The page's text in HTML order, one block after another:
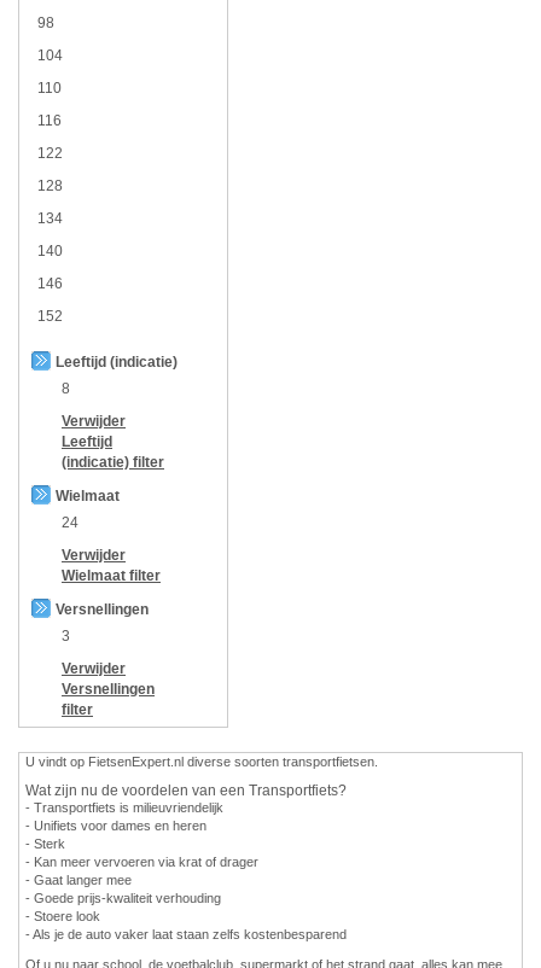
98
104
110
116
122
128
134
140
146
152
Leeftijd (indicatie)
8
Verwijder
Leeftijd
(indicatie) filter
Wielmaat
24
Verwijder
Wielmaat filter
Versnellingen
3
Verwijder
Versnellingen
filter
U vindt op FietsenExpert.nl diverse soorten transportfietsen.
Wat zijn nu de voordelen van een Transportfiets?
- Transportfiets is milieuvriendelijk
- Unifiets voor dames en heren
- Sterk
- Kan meer vervoeren via krat of drager
- Gaat langer mee
- Goede prijs-kwaliteit verhouding
- Stoere look
- Als je de auto vaker laat staan zelfs kostenbesparend
Of u nu naar school, de voetbalclub, supermarkt of het strand gaat, alles kan mee,